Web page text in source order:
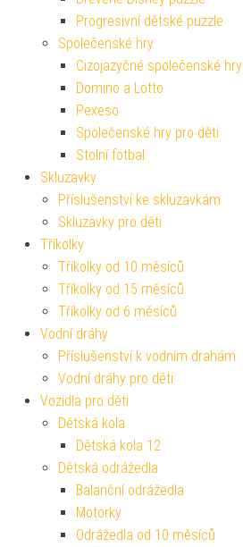
Progresivní dětské puzzle
Společenské hry
Cizojazyčné společenské hry
Domino a Lotto
Pexeso
Společenské hry pro děti
Stolní fotbal
Skluzavky
Příslušenství ke skluzavkám
Skluzavky pro děti
Tříkolky
Tříkolky od 10 měsíců
Tříkolky od 15 měsíců
Tříkolky od 6 měsíců
Vodní dráhy
Příslušenství k vodním drahám
Vodní dráhy pro děti
Vozidla pro děti
Dětská kola
Dětská kola 12
Dětská odrážedla
Balanční odrážedla
Motorky
Odrážedla od 10 měsíců